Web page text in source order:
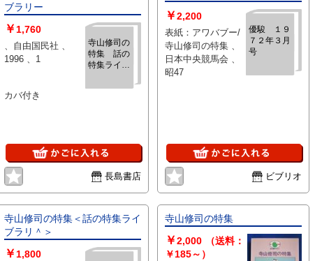
ブラリー
寺山修司の
特集 話の
特集ライブ
￥ 1,760
、自由国民社 、
1996 、1
カバ付き
長島書店
優駿 １９
７２年３月
号
￥2,200
表紙：アワバブー/
寺山修司の特集 、
日本中央競馬会 、
昭47
ビブリオ
寺山修司の特集＜話の特集ライ
ブラリ＾＞
￥ 1,800
寺山修司の特集
￥2,000
（送料：
￥185～）